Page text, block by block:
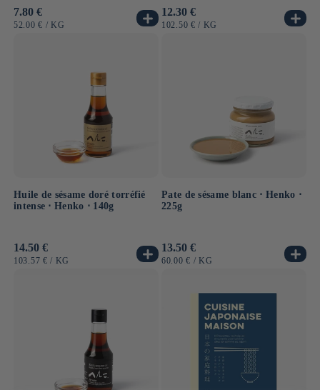
Prix
habituel
7.80 €
PRIX
52.00 € / PAR
KG
Prix
habituel
12.30 €
PRIX
102.50 € / PAR
KG
Huile de sésame doré torréfié
intense ⋅ Henko ⋅ 140g
Prix
habituel
14.50 €
PRIX
103.57 € / PAR
KG
Pate de sésame blanc ⋅ Henko ⋅
225g
Prix
habituel
13.50 €
PRIX
60.00 € / PAR
KG